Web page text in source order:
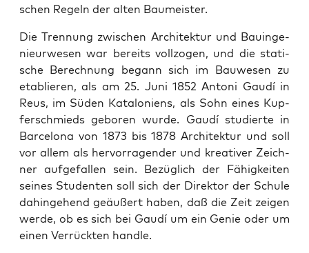
schen Regeln der ­alten Baumeister.
Die Tren­nung zwi­schen Archi­tek­tur und Bau­in­ge­
nieur­we­sen war bereits voll­zo­gen, und die sta­ti­
sche Berech­nung begann sich im Bau­we­sen zu
eta­blie­ren, als am 25. Juni 1852 Anto­ni Gau­dí in
Reus, im Süden Kata­lo­ni­ens, als Sohn eines Kup­
fer­schmieds gebo­ren wur­de. Gau­dí stu­dier­te in
Bar­ce­lo­na von 1873 bis 1878 Archi­tek­tur und soll
vor allem als her­vor­ra­gen­der und krea­ti­ver Zeich­
ner auf­ge­fal­len sein. Bezüg­lich der Fähig­kei­ten
sei­nes Stu­den­ten soll sich der Direk­tor der Schu­le
dahin­ge­hend geäu­ßert haben, daß die Zeit zei­gen
wer­de, ob es sich bei Gau­dí um ein Genie oder um
einen Ver­rück­ten handle.